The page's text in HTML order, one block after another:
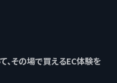
、その場で買えるEC体験を